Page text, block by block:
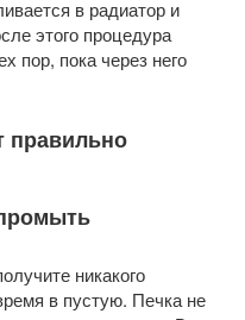
в радиатор и
этого процедура
пор, пока через него
правильно
никакого
в пустую. Печка не